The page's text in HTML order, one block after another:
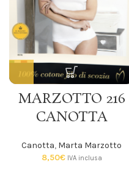
MARZOTTO 216
CANOTTA
Canotta, Marta Marzotto
8,50€ IVA inclusa